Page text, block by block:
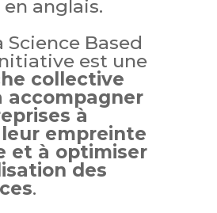
en anglais.
Science Based
est une
collective
accompagner
à
empreinte
et à optimiser
des
.